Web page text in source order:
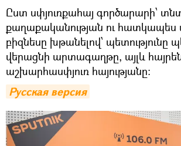
Ըստ սփյուռքահայ գործարարի՝
քաղաքականության ու հատկապես
բիզնեսը խթանելով՝ պետությունը
վերացնի արտագաղթը, այլև
աշխարհասփյուռ հայությանը:
Русская версия